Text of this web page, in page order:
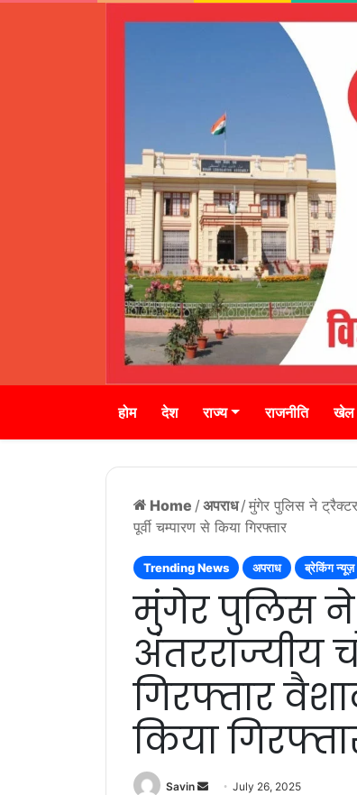
होम देश राज्य राजनीति खेल
Home / अपराध / मुंगेर पुलिस ने ट्रैक्टर
पूर्वी चम्पारण से किया गिरफ्तार
Trending News अपराध ब्रेकिंग न्यूज़
मुंगेर पुलिस ने
अंतरराज्यीय
गिरफ्तार
किया
Savin
SendJuly 26, 2025